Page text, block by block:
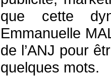
que cette
Emmanuelle
de l’ANJ pour
quelques mots.